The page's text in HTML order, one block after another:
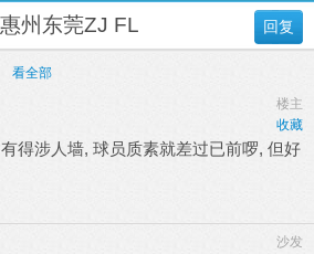
回复
惠州东莞ZJ FL
看全部
楼主
收藏
得涉人墙, 球员质素就差过已前啰, 但好
沙发